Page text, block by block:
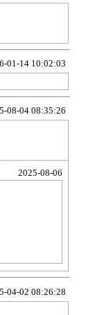
01-14 10:02:03
08-04 08:35:26
2025-08-06
04-02 08:26:28